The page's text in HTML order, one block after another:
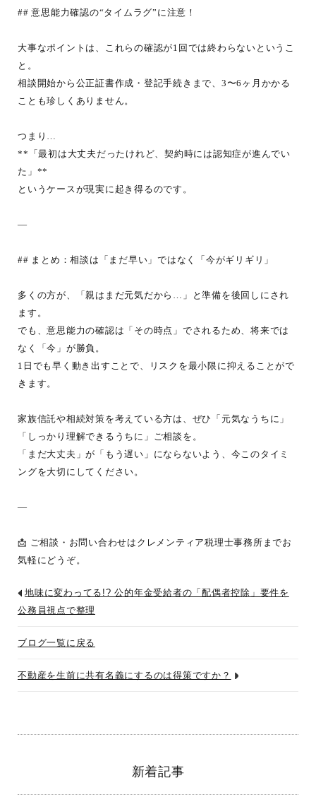
## 意思能力確認の“タイムラグ”に注意！
大事なポイントは、これらの確認が1回では終わらないというこ
と。
相談開始から公正証書作成・登記手続きまで、3〜6ヶ月かかる
ことも珍しくありません。
つまり…
**「最初は大丈夫だったけれど、契約時には認知症が進んでい
た」**
というケースが現実に起き得るのです。
—
## まとめ：相談は「まだ早い」ではなく「今がギリギリ」
多くの方が、「親はまだ元気だから…」と準備を後回しにされ
ます。
でも、意思能力の確認は「その時点」でされるため、将来では
なく「今」が勝負。
1日でも早く動き出すことで、リスクを最小限に抑えることがで
きます。
家族信託や相続対策を考えている方は、ぜひ「元気なうちに」
「しっかり理解できるうちに」ご相談を。
「まだ大丈夫」が「もう遅い」にならないよう、今このタイミ
ングを大切にしてください。
—
📩 ご相談・お問い合わせはクレメンティア税理士事務所までお
気軽にどうぞ。
地味に変わってる!? 公的年金受給者の「配偶者控除」要件を
公務員視点で整理
ブログ一覧に戻る
不動産を生前に共有名義にするのは得策ですか？
新着記事